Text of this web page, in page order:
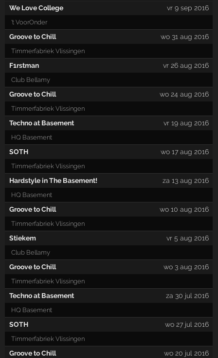
We Love College vr 9 sep 2016
't VoorOnder
Groove to Chill wo 31 aug 2016
Timmerfabriek Vlissingen
F1rstman vr 26 aug 2016
Club Bellamy
Groove to Chill wo 24 aug 2016
Timmerfabriek Vlissingen
Techno at Basement vr 19 aug 2016
HQ Basement
SOTH wo 17 aug 2016
Timmerfabriek Vlissingen
Hardstyle in The Basement! za 13 aug 2016
HQ Basement
Groove to Chill wo 10 aug 2016
Timmerfabriek Vlissingen
Stiekem vr 5 aug 2016
Club Bellamy
Groove to Chill wo 3 aug 2016
Timmerfabriek Vlissingen
Techno at Basement za 30 jul 2016
HQ Basement
SOTH wo 27 jul 2016
Timmerfabriek Vlissingen
Groove to Chill wo 20 jul 2016